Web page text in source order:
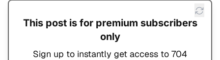
This post is for premium subscribers
only
Sign up to instantly get access to 704